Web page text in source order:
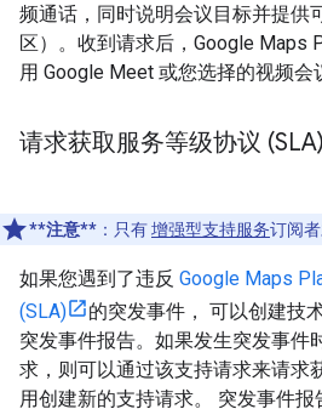
频通话，同时说明会议目标并提供
区）。收到请求后，Google Maps
用 Google Meet 或您选择的视频会
请求获取服务等级协议
**注意** ：只有增强型支持服务订阅
如果您遇到了违反 Google Maps
(SLA)
的突发事件， 可以创建技
突发事件报告。如果发生突发事件
求，则可以通过该支持请求来请求
用创建新的支持请求。 突发事件